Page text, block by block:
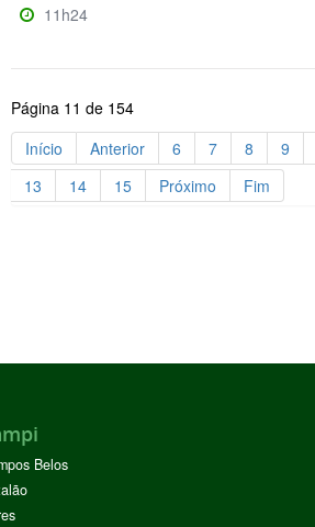
11h24
Página 11 de 154
Início
Anterior 6 7 8 9
13
14 15 Próximo Fim
Belos